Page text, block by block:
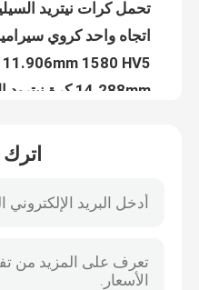
رقابة جودة
608 محامل سيراميك